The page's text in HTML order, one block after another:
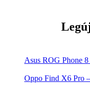
Asus ROG Phone
Oppo Find X6 Pro